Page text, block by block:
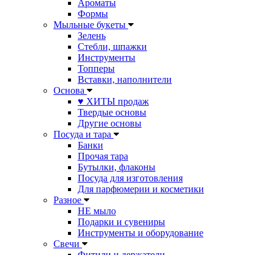
Ароматы
Формы
Мыльные букеты
Зелень
Стебли, шпажки
Инструменты
Топперы
Вставки, наполнители
Основа
♥ ХИТЫ продаж
Твердые основы
Другие основы
Посуда и тара
Банки
Прочая тара
Бутылки, флаконы
Посуда для изготовления
Для парфюмерии и косметики
Разное
НЕ мыло
Подарки и сувениры
Инструменты и оборудование
Свечи